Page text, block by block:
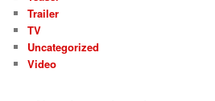
Trailer
TV
Uncategorized
Video